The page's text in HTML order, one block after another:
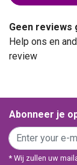
Geen reviews
Help ons en
review
Abonneer je
* Wij zullen uw